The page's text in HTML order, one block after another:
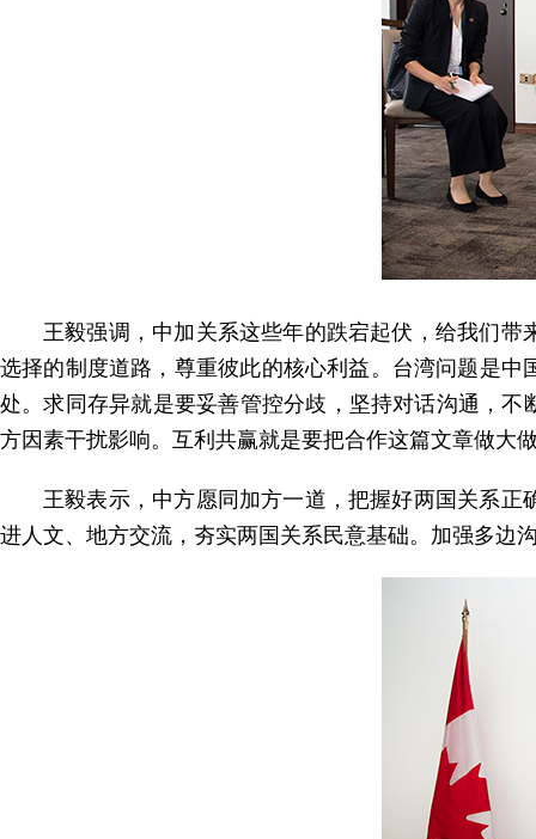
王毅强调，中加关系这些年的跌宕起伏，给我们
选择的制度道路，尊重彼此的核心利益。台湾问题是
处。求同存异就是要妥善管控分歧，坚持对话沟通，
方因素干扰影响。互利共赢就是要把合作这篇文章做大
王毅表示，中方愿同加方一道，把握好两国关系
进人文、地方交流，夯实两国关系民意基础。加强多边